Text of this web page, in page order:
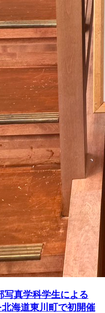
写真学科学生による
北海道東川町で初開催